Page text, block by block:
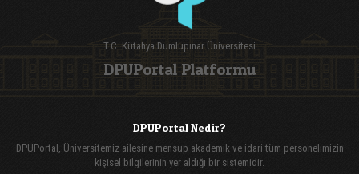
T.C. Kütahya Dumlupınar Üniversitesi
DPUPortal Platformu
DPUPortal Nedir?
DPUPortal, Üniversitemiz ailesine mensup akademik ve idari tüm personelimizin
kişisel bilgilerinin yer aldığı bir sistemidir.